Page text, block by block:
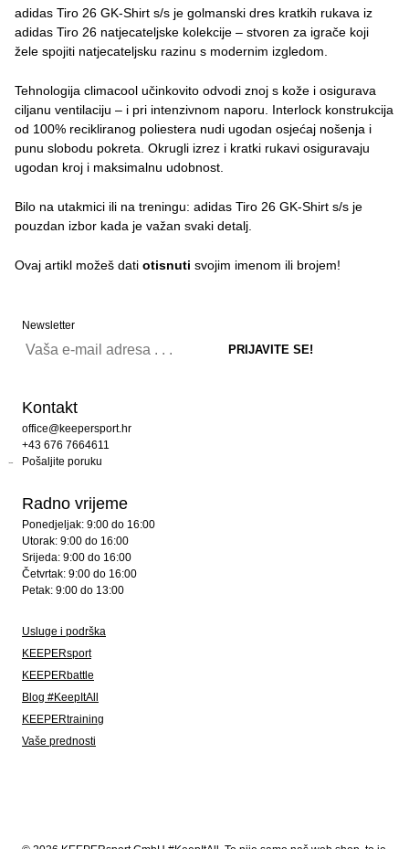
adidas Tiro 26 GK-Shirt s/s je golmanski dres kratkih rukava iz
adidas Tiro 26 natjecateljske kolekcije – stvoren za igrače koji
žele spojiti natjecateljsku razinu s modernim izgledom.
Tehnologija climacool učinkovito odvodi znoj s kože i osigurava
ciljanu ventilaciju – i pri intenzivnom naporu. Interlock konstrukcija
od 100% recikliranog poliestera nudi ugodan osjećaj nošenja i
punu slobodu pokreta. Okrugli izrez i kratki rukavi osiguravaju
ugodan kroj i maksimalnu udobnost.
Bilo na utakmici ili na treningu: adidas Tiro 26 GK-Shirt s/s je
pouzdan izbor kada je važan svaki detalj.
Ovaj artikl možeš dati otisnuti svojim imenom ili brojem!
Newsletter
Kontakt
office@keepersport.hr
+43 676 7664611
Pošaljite poruku
Radno vrijeme
Ponedjeljak: 9:00 do 16:00
Utorak: 9:00 do 16:00
Srijeda: 9:00 do 16:00
Četvrtak: 9:00 do 16:00
Petak: 9:00 do 13:00
Usluge i podrška
KEEPERsport
KEEPERbattle
Blog #KeepItAll
KEEPERtraining
Vaše prednosti